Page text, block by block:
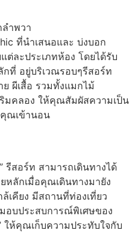
ำพวา
ที่นำเสนอและ บ่งบอก
ต่ละประเภทห้อง โดยได้รับ
ที่ อยู่บริเวณรอบๆรีสอร์ท
ผีเสื้อ รวมทั้งแมกไม้
มคลอง ให้คุณสัมผัสความเป็น
ณเข้านอน
รีสอร์ท สามารถเดินทางได้
หลักเมื่อคุณเดินทางมายัง
เคียง มีสถานที่ท่องเที่ยว
อบประสบการณ์พิเศษของ
ให้คุณเก็บความประทับใจกับ